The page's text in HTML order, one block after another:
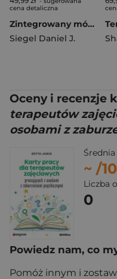
cena detaliczna
Zintegrowany mózg - zintegrowane dziecko
Siegel Daniel J.
Oceny i recenzje
terapeutów
osobami z
Średnia
~ /10
Liczba
0
Powiedz nam, co
Pomóż innym i